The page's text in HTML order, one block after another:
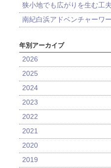
狭小地でも広がりを生む工
南紀白浜アドベンチャーワ
年別アーカイブ
2026
2025
2024
2023
2022
2021
2020
2019